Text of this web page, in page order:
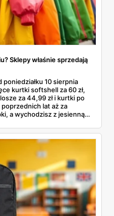
Sklepy właśnie sprzedają
poniedziałku 10 sierpnia
kurtki softshell za 60 zł,
za 44,99 zł i kurtki po
poprzednich lat aż za
a wychodzisz z jesienną
tygodniu i czy jest
się wakacje.